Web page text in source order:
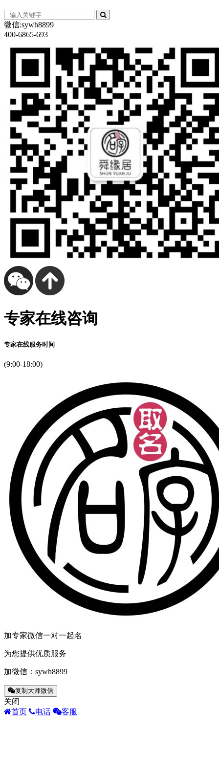
微信:sywh8899
400-6865-693
专家在线咨询
专家在线服务时间
(9:00-18:00)
加专家微信一对一起名
为您提供优质服务
加微信： sywh8899
复制大师微信
关闭
首页
电话 客服